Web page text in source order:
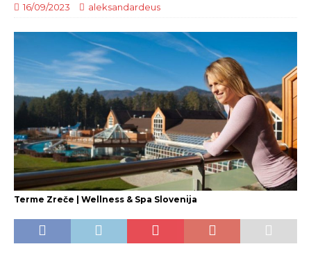
16/09/2023 aleksandardeus
Terme Zreče | Wellness & Spa Slovenija